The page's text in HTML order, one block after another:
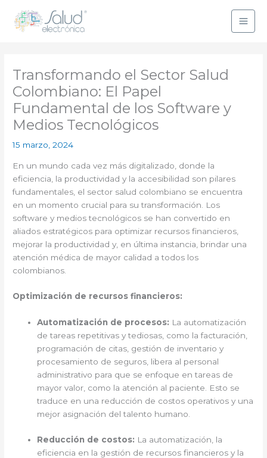
contenido
Transformando el Sector Salud
Colombiano: El Papel
Fundamental de los Software y
Medios Tecnológicos
15 marzo, 2024
En un mundo cada vez más digitalizado, donde la
eficiencia, la productividad y la accesibilidad son pilares
fundamentales, el sector salud colombiano se encuentra
en un momento crucial para su transformación. Los
software y medios tecnológicos se han convertido en
aliados estratégicos para optimizar recursos financieros,
mejorar la productividad y, en última instancia, brindar una
atención médica de mayor calidad a todos los
colombianos.
Optimización de recursos financieros:
Automatización de procesos: La automatización
de tareas repetitivas y tediosas, como la facturación,
programación de citas, gestión de inventario y
procesamiento de seguros, libera al personal
administrativo para que se enfoque en tareas de
mayor valor, como la atención al paciente. Esto se
traduce en una reducción de costos operativos y una
mejor asignación del talento humano.
Reducción de costos: La automatización, la
eficiencia en la gestión de recursos financieros y la